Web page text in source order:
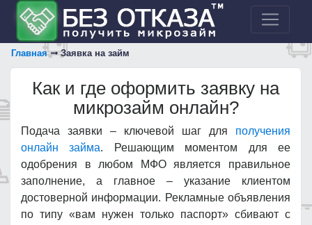
Главная Заявка на займ
Как и где оформить заявку на
микрозайм онлайн?
Подача заявки – ключевой шаг для получения
онлайн займа. Решающим моментом для ее
одобрения в любом МФО является правильное
заполнение, а главное – указание клиентом
достоверной информации. Рекламные объявления
по типу «вам нужен только паспорт» сбивают с